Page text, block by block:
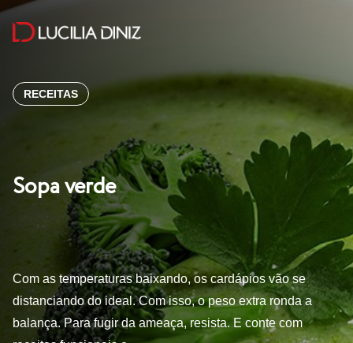
RECEITAS
Sopa verde
Com as temperaturas baixando, os cardápios vão se
distanciando do ideal. Com isso, o peso extra ronda a
balança. Para fugir da ameaça, resista. E conte com